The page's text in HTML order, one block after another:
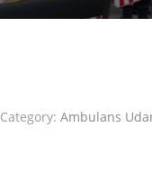
Category: Ambulans